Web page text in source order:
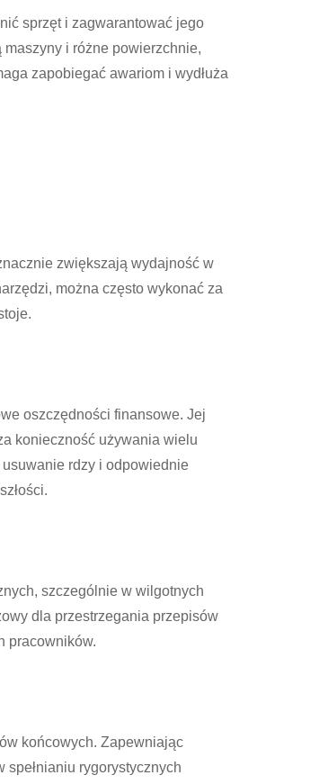
sprzęt i zagwarantować jego
i różne powierzchnie,
zapobiegać awariom i wydłuża
zwiększają wydajność w
można często wykonać za
oszczędności finansowe. Jej
konieczność używania wielu
rdzy i odpowiednie
szczególnie w wilgotnych
dla przestrzegania przepisów
pracowników.
końcowych. Zapewniając
rygorystycznych